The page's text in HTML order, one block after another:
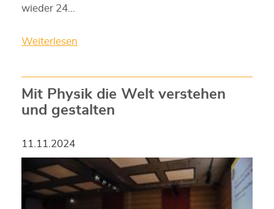
wieder 24…
Weiterlesen
Mit Physik die Welt verstehen
und gestalten
11.11.2024